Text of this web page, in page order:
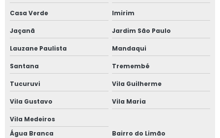
Janela de alumínio sobreposta
Janela de alumínio sobreposta em são paulo
Janela em aluminio vidro duplo
Janela anti barulho
Janela anti barulho para residências
Casa Verde Imirim
Jaçanã Jardim São Paulo
Lauzane Paulista Mandaqui
Santana Tremembé
Tucuruvi Vila Guilherme
Vila Gustavo Vila Maria
Vila Medeiros
Água Branca
Bairro do Limão